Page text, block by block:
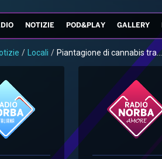
NOTIZIE POD&PLAY GALLERY
/ Locali / Piantagione di cannabis tra...